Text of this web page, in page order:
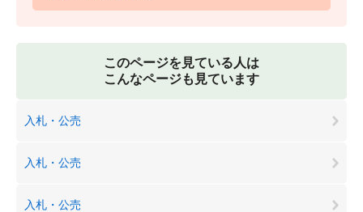
このページを見ている人は
こんなページも見ています
入札・公売
入札・公売
入札・公売